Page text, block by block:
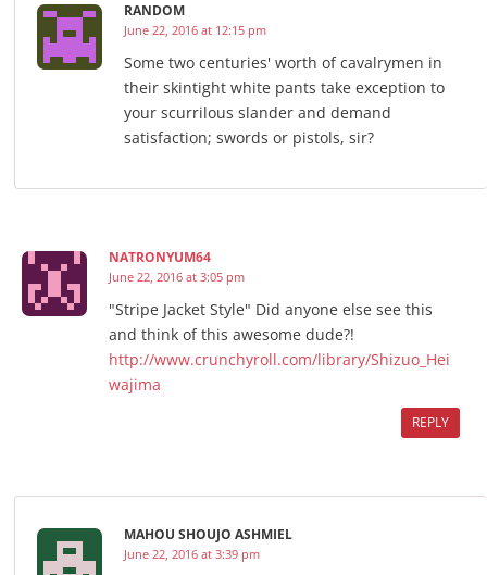
RANDOM
June 22, 2016 at 12:15 pm
Some two centuries' worth of cavalrymen in
their skintight white pants take exception to
your scurrilous slander and demand
satisfaction; swords or pistols, sir?
NATRONYUM64
June 22, 2016 at 3:05 pm
"Stripe Jacket Style" Did anyone else see this
and think of this awesome dude?!
http://www.crunchyroll.com/library/Shizuo_Hei
wajima
REPLY
MAHOU SHOUJO ASHMIEL
June 22, 2016 at 3:39 pm